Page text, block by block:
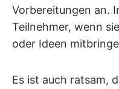
Vorbereitungen an.
Teilnehmer, wenn
oder Ideen
Es ist auch ratsam,